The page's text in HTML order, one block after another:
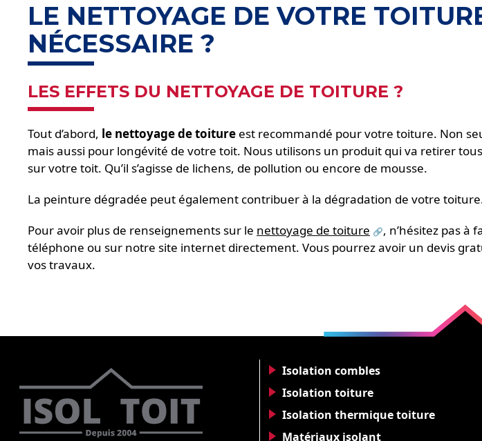
LE NETTOYAGE DE VOTRE
NÉCESSAIRE ?
LES EFFETS DU NETTOYAGE DE TOITURE ?
Tout d’abord, le nettoyage de toiture est recommandé pour votre toiture. Non
mais aussi pour longévité de votre toit. Nous utilisons un produit qui va retirer
sur votre toit. Qu’il s’agisse de lichens, de pollution ou encore de mousse.
La peinture dégradée peut également contribuer à la dégradation de votre
Pour avoir plus de renseignements sur le nettoyage de toiture
, n’hésitez pas à
téléphone ou sur notre site internet directement. Vous pourrez avoir un devis
vos travaux.
Isolation combles
Isolation toiture
Isolation thermique toiture
Matériaux isolant